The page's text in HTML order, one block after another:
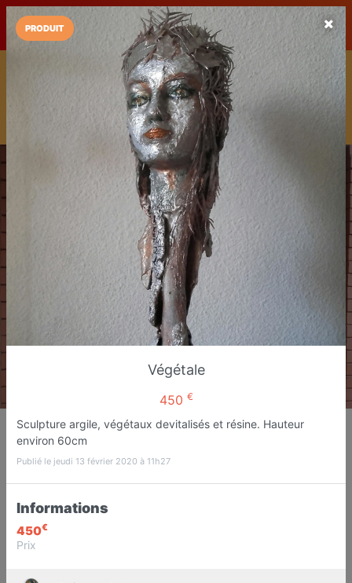
LaCarte LaCarte sur
Play Store
Installez l'App LaCarte
Téléchargez gratuitement l'app LaCarte pour suivre vos
commerces favoris et ne rien rater !
Télécharger Plus tard
Atelier MUREN
Fréjus
Favori
PRODUIT
Végétale
450 €
Sculpture argile, végétaux devitalisés et résine. Hauteur
environ 60cm
Publié le jeudi 13 février 2020 à 11h27
Informations
450€
Prix